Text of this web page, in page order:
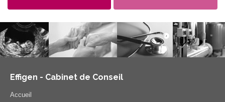
Effigen - Cabinet de Conseil
Accueil